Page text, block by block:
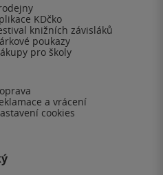
KDčko
knižních závisláků
poukazy
pro školy
a vrácení
cookies